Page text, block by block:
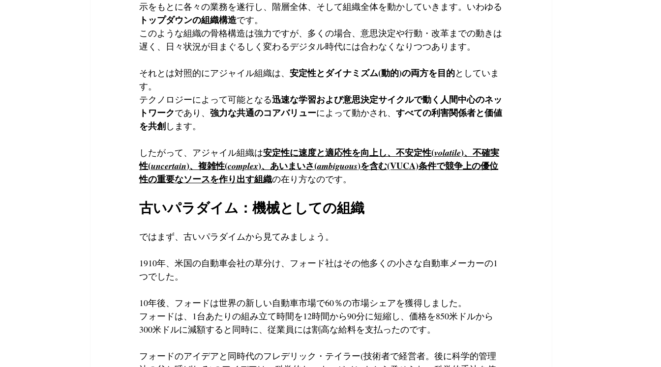
示をもとに各々の業務を遂行し、階層全体、そして組織全体を動かしていきます。いわゆる
トップダウンの組織構造です。
このような組織の骨格構造は強力ですが、多くの場合、意思決定や行動・改革までの動きは
遅く、日々状況が目まぐるしく変わるデジタル時代には合わなくなりつつあります。
それとは対照的にアジャイル組織は、 安定性とダイナミズム(動的)の両方を目的としていま
す。
テクノロジーによって可能となる迅速な学習および意思決定サイクルで動く人間中心のネッ
トワークであり、 強力な共通のコアバリューによって動かされ、 すべての利害関係者と価値
を共創します。
したがって、アジャイル組織は安定性に速度と適応性を向上し、不安定性(volatile)、不確実
性(uncertain)、複雑性(complex)、あいまいさ(ambiguous)を含む(VUCA)条件で競争上の優位
性の重要なソースを作り出す組織の在り方なのです。
古いパラダイム：機械としての組織
ではまず、古いパラダイムから見てみましょう。
1910年、米国の自動車会社の草分け、フォード社はその他多くの小さな自動車メーカーの1
つでした。
10年後、フォードは世界の新しい自動車市場で60％の市場シェアを獲得しました。
フォードは、1台あたりの組み立て時間を12時間から90分に短縮し、価格を850米ドルから
300米ドルに減額すると同時に、従業員には割高な給料を支払ったのです。
フォードのアイデアと同時代のフレデリック・テイラー(技術者で経営者。後に科学的管理